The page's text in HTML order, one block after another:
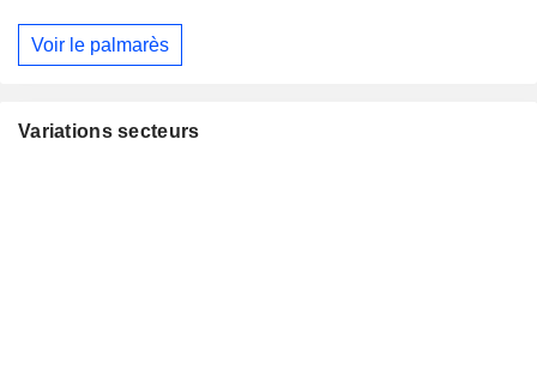
Voir le palmarès
Variations secteurs